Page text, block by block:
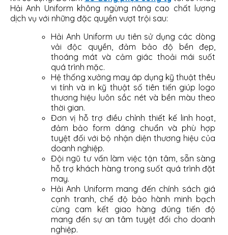
Hải Anh Uniform không ngừng nâng cao chất lượng
dịch vụ với những đặc quyền vượt trội sau:
Hải Anh Uniform ưu tiên sử dụng các dòng
vải độc quyền, đảm bảo độ bền đẹp,
thoáng mát và cảm giác thoải mái suốt
quá trình mặc.
Hệ thống xưởng may áp dụng kỹ thuật thêu
vi tính và in kỹ thuật số tiên tiến giúp logo
thương hiệu luôn sắc nét và bền màu theo
thời gian.
Đơn vị hỗ trợ điều chỉnh thiết kế linh hoạt,
đảm bảo form dáng chuẩn và phù hợp
tuyệt đối với bộ nhận diện thương hiệu của
doanh nghiệp.
Đội ngũ tư vấn làm việc tận tâm, sẵn sàng
hỗ trợ khách hàng trong suốt quá trình đặt
may.
Hải Anh Uniform mang đến chính sách giá
cạnh tranh, chế độ bảo hành minh bạch
cùng cam kết giao hàng đúng tiến độ
mang đến sự an tâm tuyệt đối cho doanh
nghiệp.